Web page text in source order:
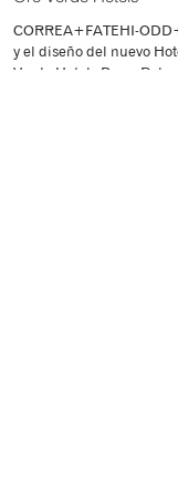
CORREA+FATEHI-
y el diseño del nuevo
Verde Hotels Press